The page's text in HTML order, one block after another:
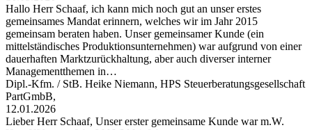
Hallo Herr Schaaf, ich kann mich noch gut an unser erstes
gemeinsames Mandat erinnern, welches wir im Jahr 2015
gemeinsam beraten haben. Unser gemeinsamer Kunde (ein
mittelständisches Produktionsunternehmen) war aufgrund von einer
dauerhaften Marktzurückhaltung, aber auch diverser interner
Managementthemen in…
Dipl.-Kfm. / StB. Heike Niemann, HPS Steuerberatungsgesellschaft
PartGmbB,
12.01.2026
Lieber Herr Schaaf, Unser erster gemeinsame Kunde war m.W.